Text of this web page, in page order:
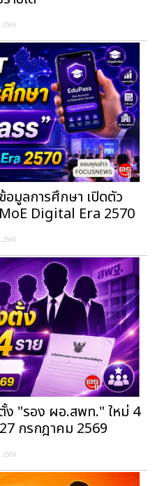
2569
มูลการศึกษา เปิดตัว
Digital Era 2570
2569
ง "รอง ผอ.สพท." ใหม่ 4
กรกฎาคม 2569
2569